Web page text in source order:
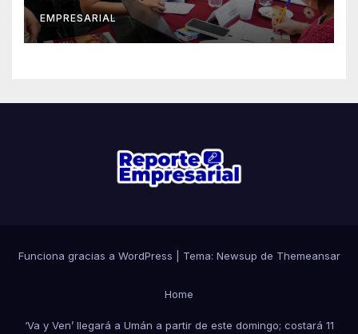
EMPRESARIAL
Funciona gracias a WordPress Tema: Newsup de Themeansar
Home
‘Va y Ven’ llegará a Umán a partir de este domingo; costará 11